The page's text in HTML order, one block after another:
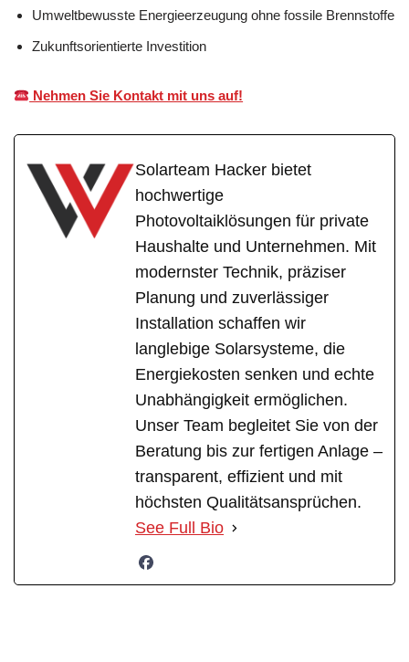
Umweltbewusste Energieerzeugung ohne fossile Brennstoffe
Zukunftsorientierte Investition
Nehmen Sie Kontakt mit uns auf!
Solarteam Hacker bietet
hochwertige
Photovoltaiklösungen für private
Haushalte und Unternehmen. Mit
modernster Technik, präziser
Planung und zuverlässiger
Installation schaffen wir
langlebige Solarsysteme, die
Energiekosten senken und echte
Unabhängigkeit ermöglichen.
Unser Team begleitet Sie von der
Beratung bis zur fertigen Anlage –
transparent, effizient und mit
höchsten Qualitätsansprüchen.
See Full Bio